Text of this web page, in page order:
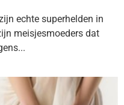
echte superhelden in
meisjesmoeders dat